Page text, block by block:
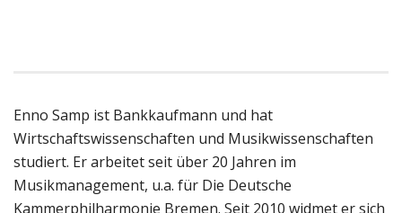
Enno Samp ist Bankkaufmann und hat
Wirtschaftswissenschaften und Musikwissenschaften
studiert. Er arbeitet seit über 20 Jahren im
Musikmanagement, u.a. für Die Deutsche
Kammerphilharmonie Bremen. Seit 2010 widmet er sich